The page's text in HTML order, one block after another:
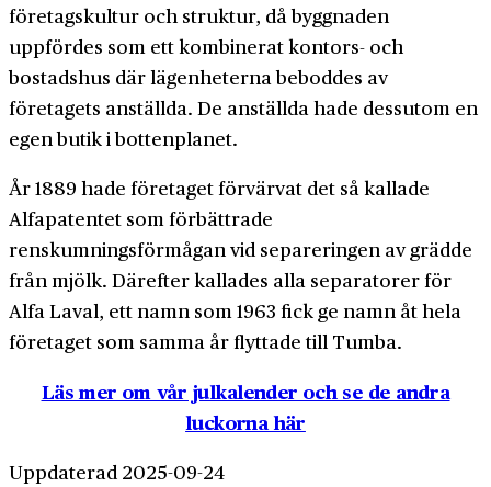
företagskultur och struktur, då byggnaden
uppfördes som ett kombinerat kontors- och
bostadshus där lägenheterna beboddes av
företagets anställda. De anställda hade dessutom en
egen butik i bottenplanet.
År 1889 hade företaget förvärvat det så kallade
Alfapatentet som förbättrade
renskumningsförmågan vid separeringen av grädde
från mjölk. Därefter kallades alla separatorer för
Alfa Laval, ett namn som 1963 fick ge namn åt hela
företaget som samma år flyttade till Tumba.
Läs mer om vår julkalender och se de andra
luckorna här
Uppdaterad 2025-09-24